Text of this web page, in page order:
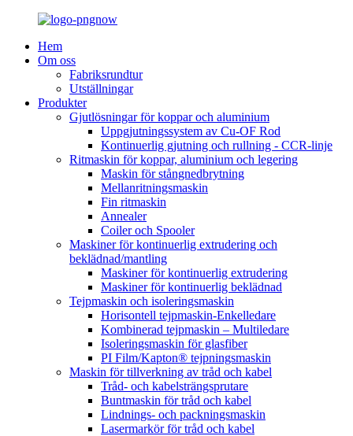
Hem
Om oss
Fabriksrundtur
Utställningar
Produkter
Gjutlösningar för koppar och aluminium
Uppgjutningssystem av Cu-OF Rod
Kontinuerlig gjutning och rullning - CCR-linje
Ritmaskin för koppar, aluminium och legering
Maskin för stångnedbrytning
Mellanritningsmaskin
Fin ritmaskin
Annealer
Coiler och Spooler
Maskiner för kontinuerlig extrudering och
beklädnad/mantling
Maskiner för kontinuerlig extrudering
Maskiner för kontinuerlig beklädnad
Tejpmaskin och isoleringsmaskin
Horisontell tejpmaskin-Enkelledare
Kombinerad tejpmaskin – Multiledare
Isoleringsmaskin för glasfiber
PI Film/Kapton® tejpningsmaskin
Maskin för tillverkning av tråd och kabel
Tråd- och kabelsträngsprutare
Buntmaskin för tråd och kabel
Lindnings- och packningsmaskin
Lasermarkör för tråd och kabel